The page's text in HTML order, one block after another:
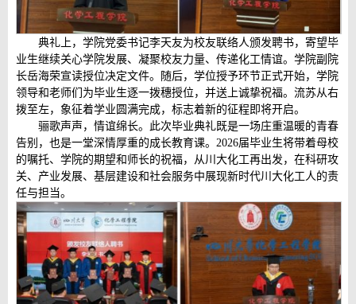
典礼上，学院党委书记李天友为校友联络人颁发聘书，寄望毕
业生继续关心学院发展、凝聚校友力量、传递化工情谊。学院副院
长岳海荣宣读授位决定文件。随后，学位授予环节正式开始，学院
领导和老师们为毕业生逐一拨穗授位，并送上诚挚祝福。流苏从右
拨至左，象征着学业圆满完成，标志着新的征程即将开启。
骊歌声声，情谊绵长。此次毕业典礼既是一场庄重温暖的青春
告别，也是一堂深情厚重的成长教育课。2026届毕业生将带着母校
的嘱托、学院的期望和师长的祝福，从川大化工再出发，在科研攻
关、产业发展、基层建设和社会服务中展现新时代川大化工人的责
任与担当。